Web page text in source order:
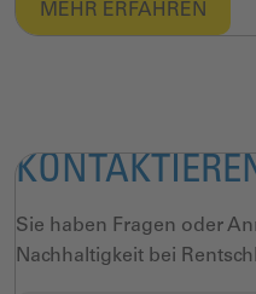
MEHR ERFAHREN​
Sie haben Fragen oder
Nachhaltigkeit bei